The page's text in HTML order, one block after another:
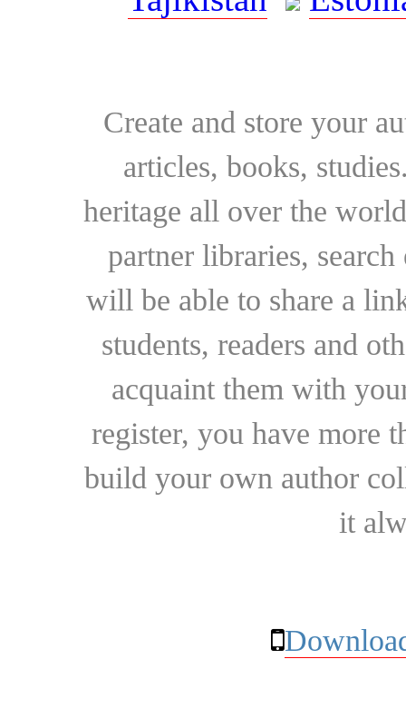
Create and store your
articles, books,
heritage all over the
partner libraries,
will be able to share a
students, readers and
acquaint them with
register, you have more
build your own author
it